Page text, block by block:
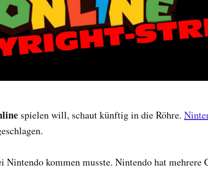
spielen will, schaut künftig in die Röhre.
Nintendo kommen musste. Nintendo hat mehrere